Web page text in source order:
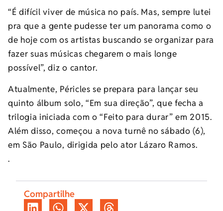
“É difícil viver de música no país. Mas, sempre lutei
pra que a gente pudesse ter um panorama como o
de hoje com os artistas buscando se organizar para
fazer suas músicas chegarem o mais longe
possível”, diz o cantor.
Atualmente, Péricles se prepara para lançar seu
quinto álbum solo, “Em sua direção”, que fecha a
trilogia iniciada com o “Feito para durar” em 2015.
Além disso, começou a nova turnê no sábado (6),
em São Paulo, dirigida pelo ator Lázaro Ramos.
.
Compartilhe